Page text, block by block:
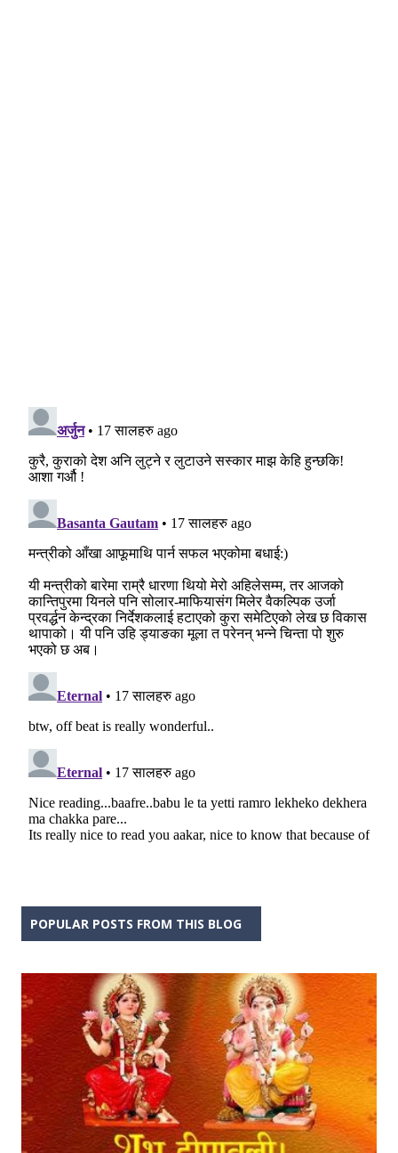
POPULAR POSTS FROM THIS BLOG